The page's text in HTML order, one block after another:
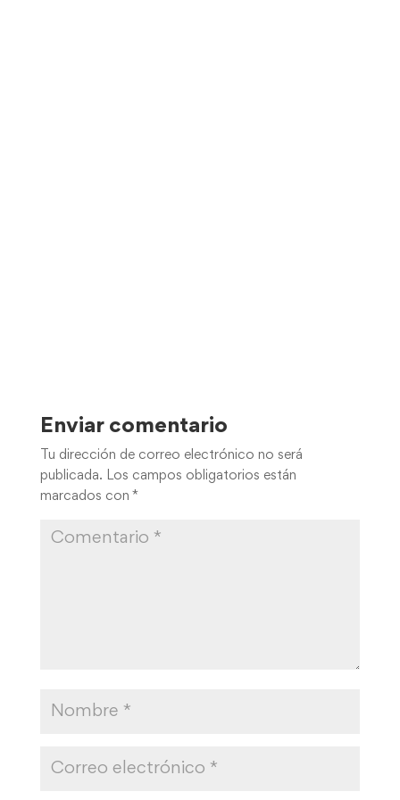
Enviar comentario
Tu dirección de correo electrónico no será
publicada. Los campos obligatorios están
marcados con *